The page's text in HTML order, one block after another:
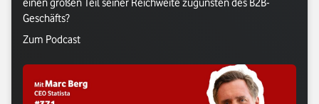
einen großen Teil seiner Reichweite zugunsten des B2B-
Geschäfts?
Verlasse Vodafone Webseite: Zum Podcast
Zum Podcast